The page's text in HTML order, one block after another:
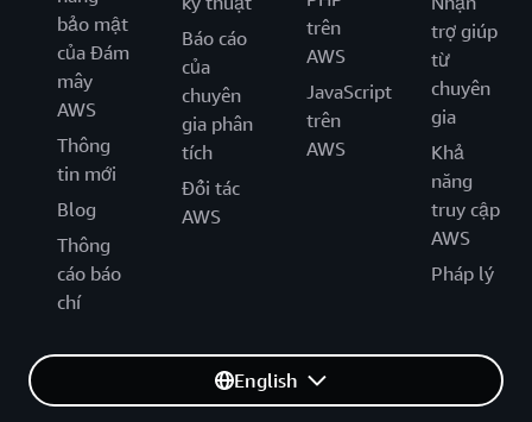
bảo mật
của Đám
mây
AWS
Thông
tin mới
Blog
Thông
cáo báo
chí
Báo cáo
của
chuyên
gia phân
tích
Đối tác
AWS
trên
AWS
JavaScript
trên
AWS
trợ giúp
từ
chuyên
gia
Khả
năng
truy cập
AWS
Pháp lý
English